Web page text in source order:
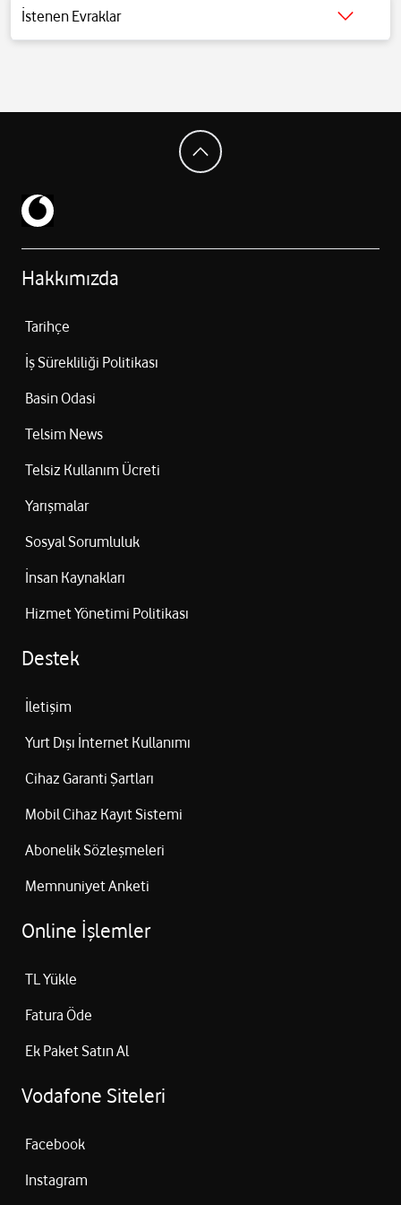
Hafıza (GB): 12
Infra: 2G GSM, 3G WCDMA, 4G LTE FDD, 4G LTE TDD, 5G Sub6 FDD, 5G
İstenen Evraklar
Detaylı bilgi içintıklayınız.
Hakkımızda
Tarihçe
İş Sürekliliği Politikası
Basin Odasi
Telsim News
Telsiz Kullanım Ücreti
Yarışmalar
Sosyal Sorumluluk
İnsan Kaynakları
Hizmet Yönetimi Politikası
Destek
İletişim
Yurt Dışı İnternet Kullanımı
Cihaz Garanti Şartları
Mobil Cihaz Kayıt Sistemi
Abonelik Sözleşmeleri
Memnuniyet Anketi
Online İşlemler
TL Yükle
Fatura Öde
Ek Paket Satın Al
Vodafone Siteleri
Facebook
Instagram